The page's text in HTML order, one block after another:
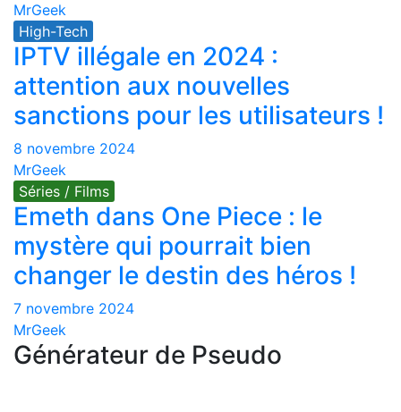
MrGeek
High-Tech
IPTV illégale en 2024 :
attention aux nouvelles
sanctions pour les utilisateurs !
8 novembre 2024
MrGeek
Séries / Films
Emeth dans One Piece : le
mystère qui pourrait bien
changer le destin des héros !
7 novembre 2024
MrGeek
Générateur de Pseudo